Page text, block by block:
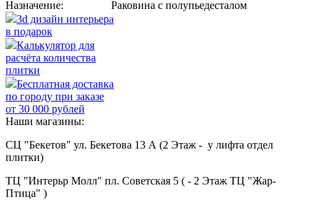
Назначение:
Раковина с полупьедесталом
3d дизайн интерьера
в подарок
Калькулятор для
расчёта количества
плитки
Бесплатная доставка
по городу при заказе
от 30 000 рублей
Наши магазины:
СЦ "Бекетов" ул. Бекетова 13 А (2 Этаж - у лифта отдел
плитки)
ТЦ "Интерьр Молл" пл. Советская 5 ( - 2 Этаж ТЦ "Жар-
Птица" )